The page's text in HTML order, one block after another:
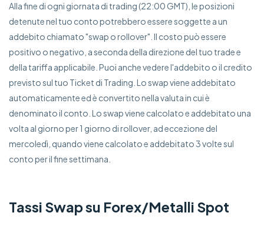
Alla fine di ogni giornata di trading (22:00 GMT), le posizioni
detenute nel tuo conto potrebbero essere soggette a un
addebito chiamato "swap o rollover". Il costo può essere
positivo o negativo, a seconda della direzione del tuo trade e
della tariffa applicabile. Puoi anche vedere l'addebito o il credito
previsto sul tuo Ticket di Trading. Lo swap viene addebitato
automaticamente ed è convertito nella valuta in cui è
denominato il conto. Lo swap viene calcolato e addebitato una
volta al giorno per 1 giorno di rollover, ad eccezione del
mercoledì, quando viene calcolato e addebitato 3 volte sul
conto per il fine settimana.
Tassi Swap su Forex/Metalli Spot